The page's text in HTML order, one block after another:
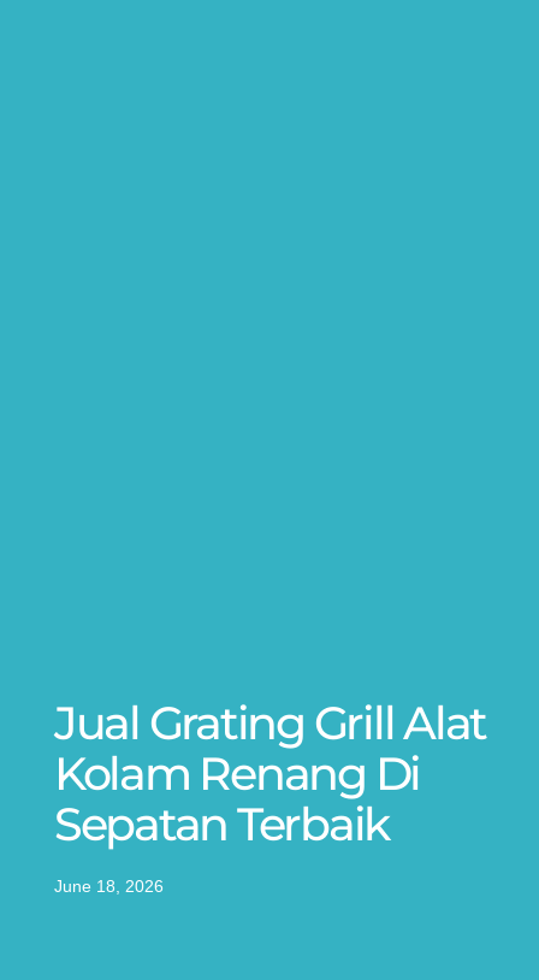
Jual Grating Grill Alat
Kolam Renang Di
Sepatan Terbaik
June 18, 2026